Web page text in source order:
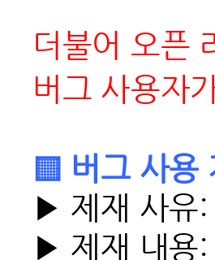
더불어 오픈
버그 사용자
▒ 버그 사용
▶ 제재 사유:
▶ 제재 내용: